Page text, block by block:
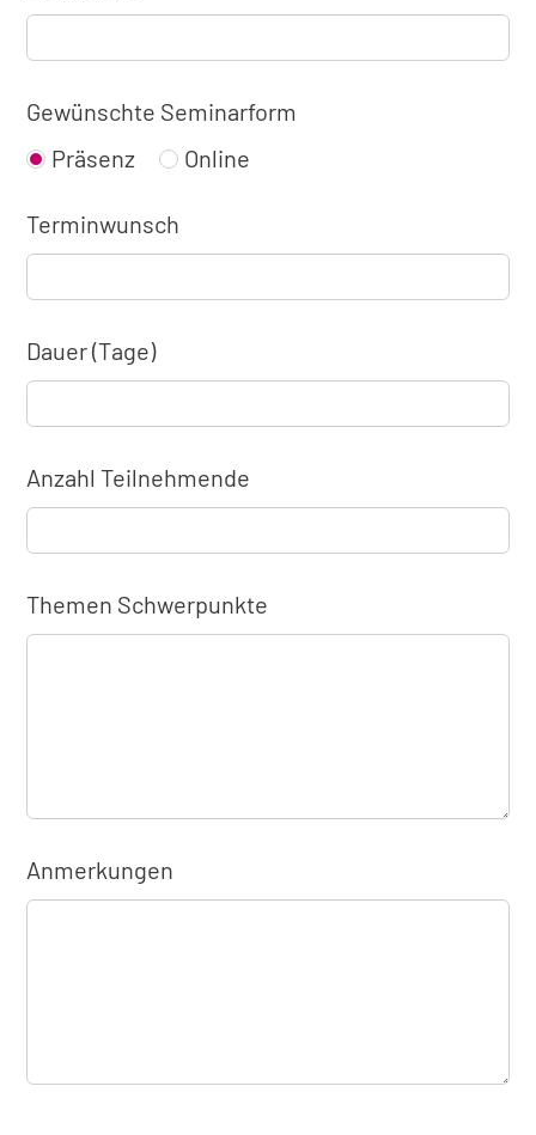
Gewünschte Seminarform
Präsenz
Online
Terminwunsch
Dauer (Tage)
Anzahl Teilnehmende
Themen Schwerpunkte
Anmerkungen